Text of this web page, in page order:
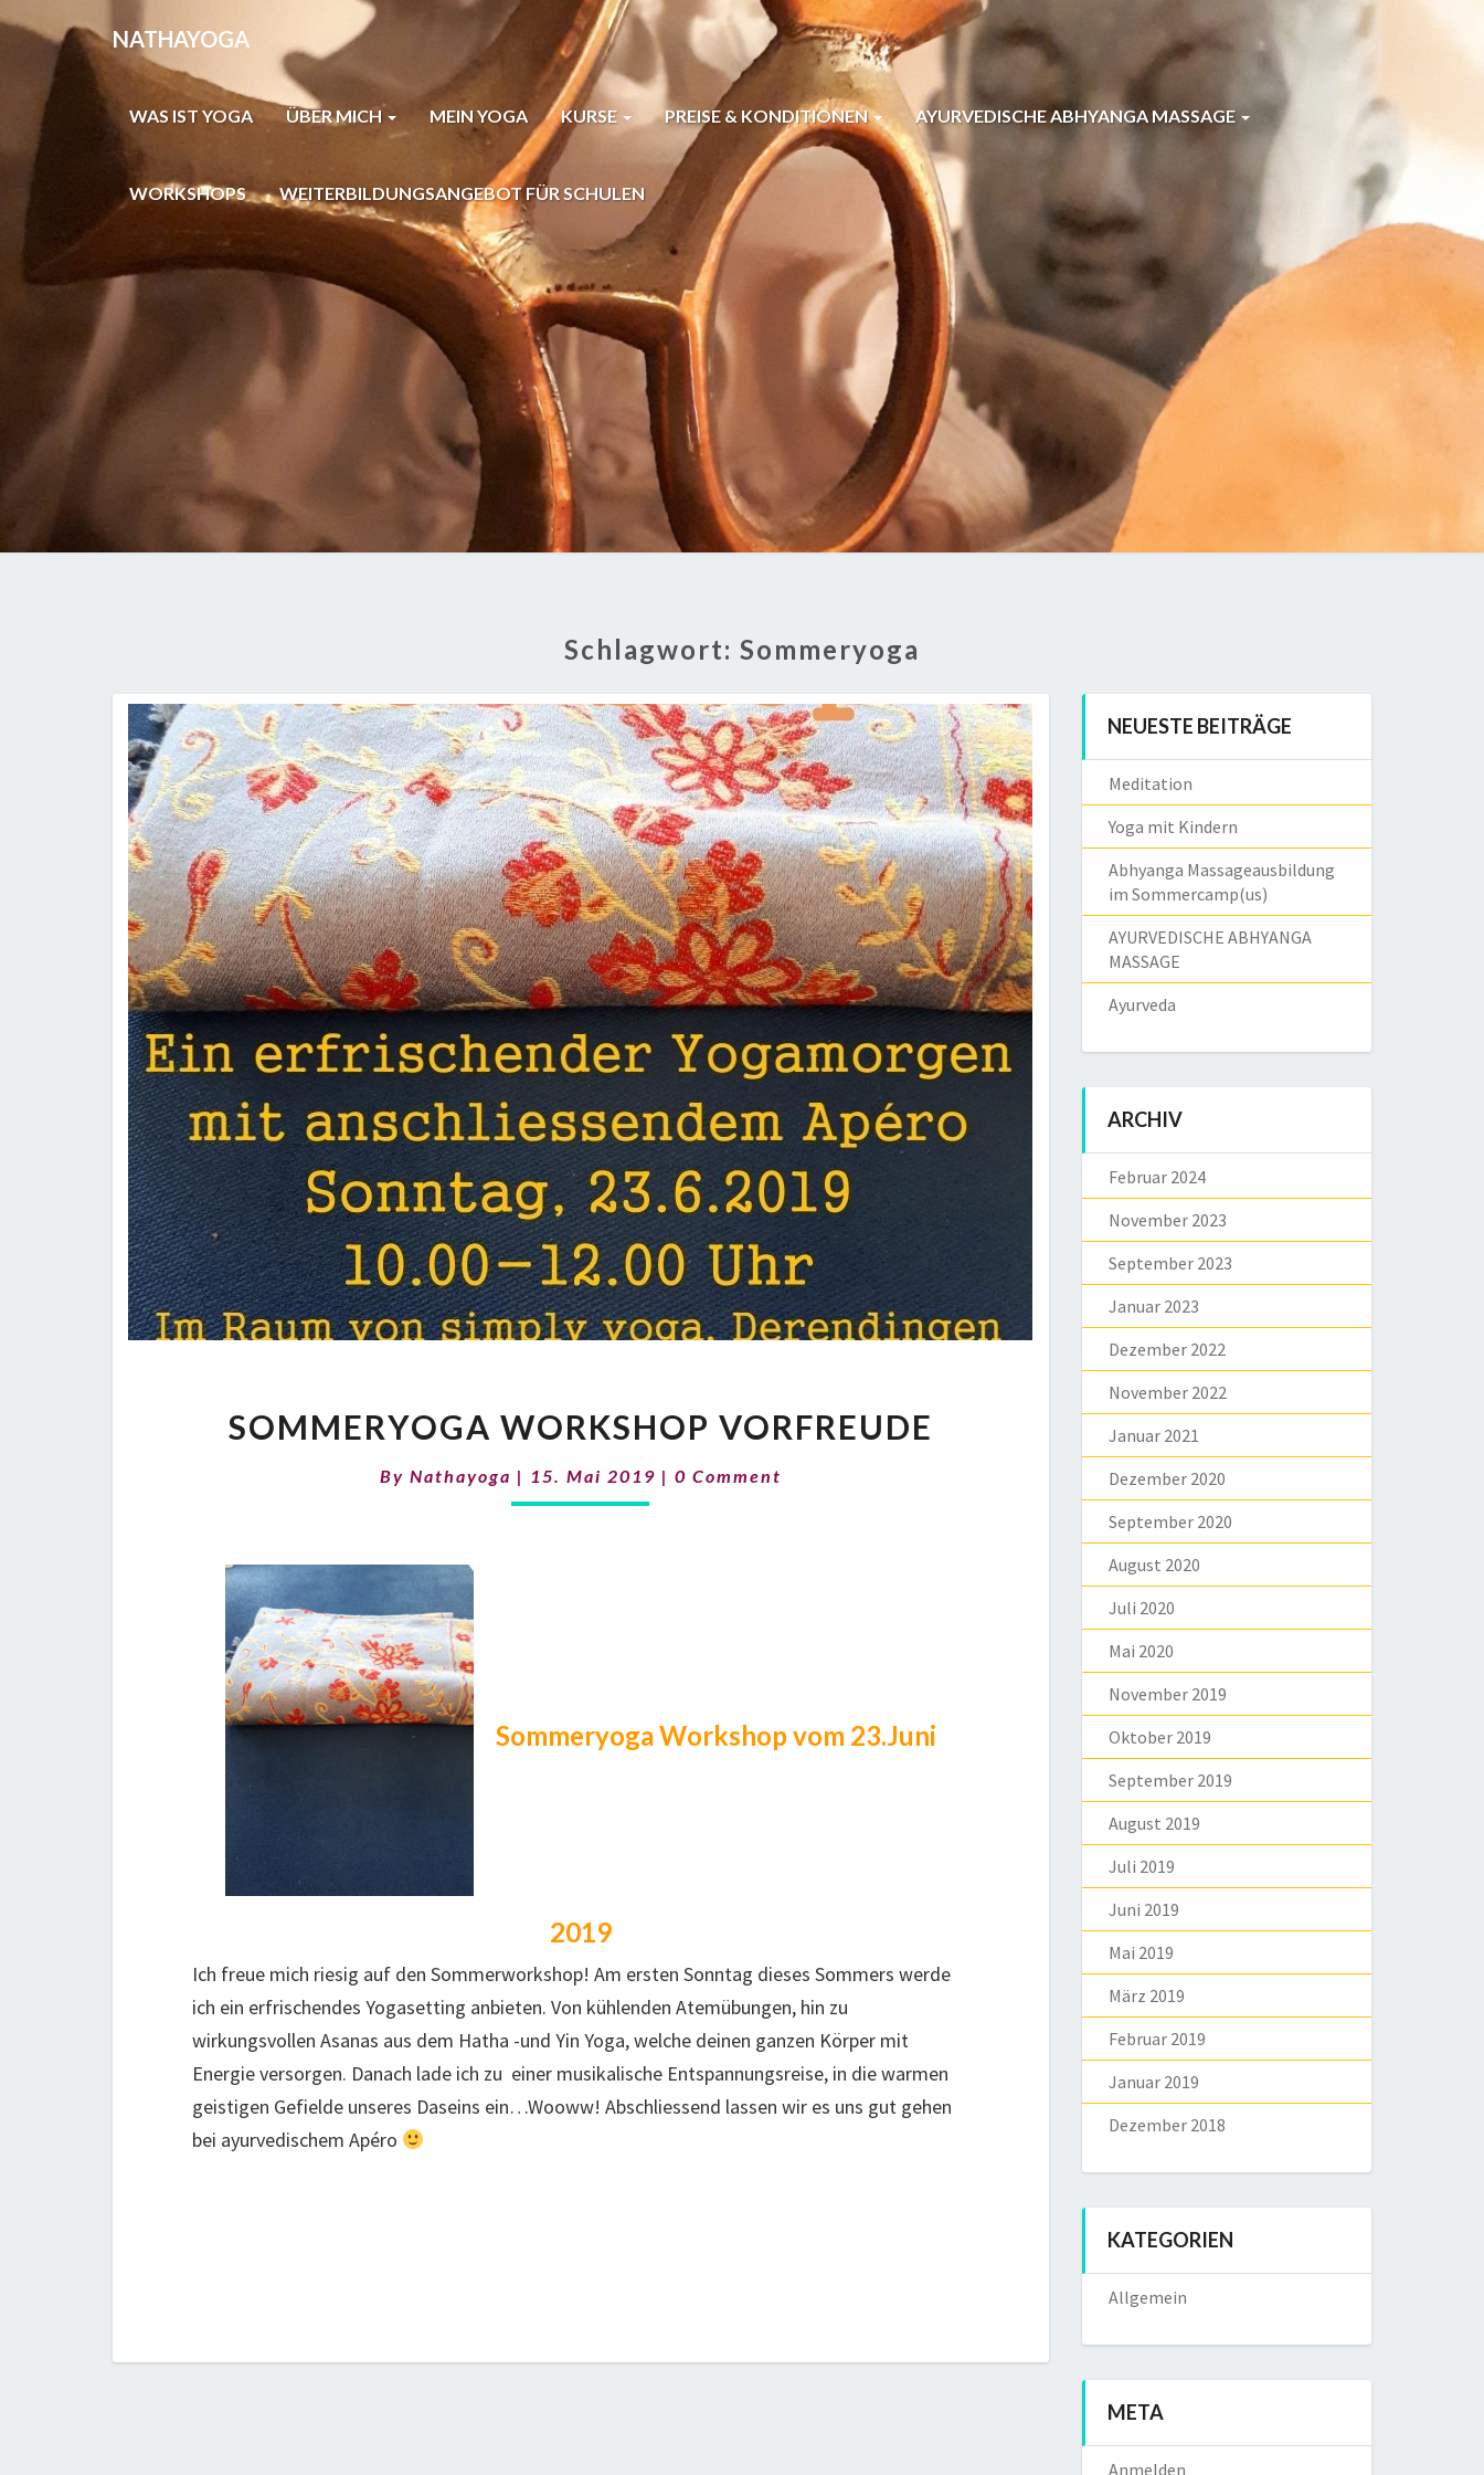
NATHAYOGA
WAS IST YOGA ÜBER MICH MEIN YOGA KURSE PREISE & KONDITIONEN AYURVEDISCHE ABHYANGA MASSAGE
WORKSHOPS WEITERBILDUNGSANGEBOT FÜR SCHULEN
Schlagwort: Sommeryoga
WORKSHOP
SOMMERYOGA WORKSHOP VORFREUDE
By Nathayoga | 15. Mai 2019 | Comments
0 Comment
Sommeryoga Workshop vom 23.Juni
2019
Ich freue mich riesig auf den Sommerworkshop! Am ersten Sonntag dieses Sommers werde
ich ein erfrischendes Yogasetting anbieten. Von kühlenden Atemübungen, hin zu
wirkungsvollen Asanas aus dem Hatha -und Yin Yoga, welche deinen ganzen Körper mit
Energie versorgen. Danach lade ich zu einer musikalische Entspannungsreise, in die warmen
geistigen Gefielde unseres Daseins ein…Wooww! Abschliessend lassen wir es uns gut gehen
bei ayurvedischem Apéro
NEUESTE BEITRÄGE
Meditation
Yoga mit Kindern
Abhyanga Massageausbildung
im Sommercamp(us)
AYURVEDISCHE ABHYANGA
MASSAGE
Ayurveda
ARCHIV
Februar 2024
November 2023
September 2023
Januar 2023
Dezember 2022
November 2022
Januar 2021
Dezember 2020
September 2020
August 2020
Juli 2020
Mai 2020
November 2019
Oktober 2019
September 2019
August 2019
Juli 2019
Juni 2019
Mai 2019
März 2019
Februar 2019
Januar 2019
Dezember 2018
KATEGORIEN
Allgemein
META
Anmelden